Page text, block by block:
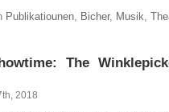
Publikatiounen, Bicher, Musik,
The
2018